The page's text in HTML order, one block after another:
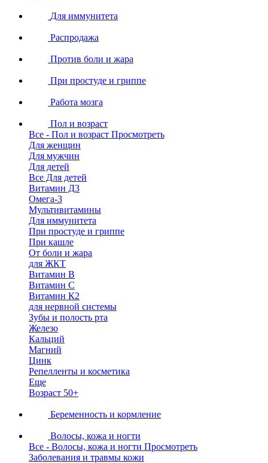
Для иммунитета
Распродажа
Против боли и жара
При простуде и гриппе
Работа мозга
Пол и возраст
Все - Пол и возраст Просмотреть
Для женщин
Для мужчин
Для детей
Все Для детей
Витамин Д3
Омега-3
Мультивитамины
Для иммунитета
При простуде и гриппе
При кашле
От боли и жара
для ЖКТ
Витамин В
Витамин С
Витамин К2
для нервной системы
Зубы и полость рта
Железо
Кальций
Магний
Цинк
Репелленты и косметика
Еще
Возраст 50+
Беременность и кормление
Волосы, кожа и ногти
Все - Волосы, кожа и ногти Просмотреть
Заболевания и травмы кожи